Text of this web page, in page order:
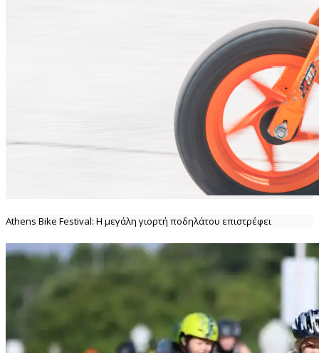
Athens Bike Festival: H μεγάλη γιορτή ποδηλάτου επιστρέφει